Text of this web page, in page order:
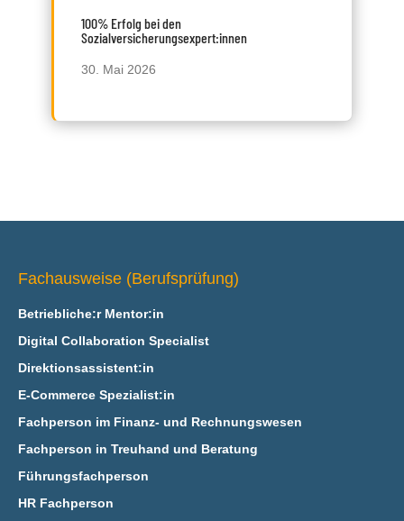
100% Erfolg bei den
Sozialversicherungsexpert:innen
30. Mai 2026
Fachausweise (Berufsprüfung)
Betriebliche:r Mentor:in
Digital Collaboration Specialist
Direktionsassistent:in
E‑Commerce Spezialist:in
Fachperson im Finanz- und Rechnungswesen
Fachperson in Treuhand und Beratung
Führungsfachperson
HR Fachperson